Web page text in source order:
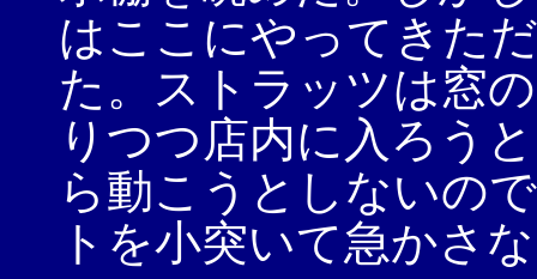
はここにやってきた
た。ストラッツは窓
りつつ店内に入ろう
ら動こうとしないの
トを小突いて急かさ